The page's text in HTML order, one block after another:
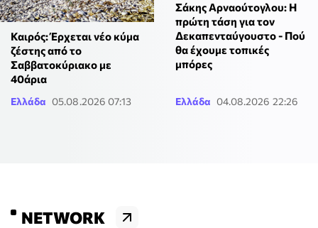
Καιρός: Έρχεται νέο κύμα
ζέστης από το
Σαββατοκύριακο με
40άρια
Ελλάδα 05.08.2026 07:13
Σάκης Αρναούτογλου: Η
πρώτη τάση για τον
Δεκαπενταύγουστο - Πού
θα έχουμε τοπικές
μπόρες
Ελλάδα 04.08.2026 22:26
NETWORK